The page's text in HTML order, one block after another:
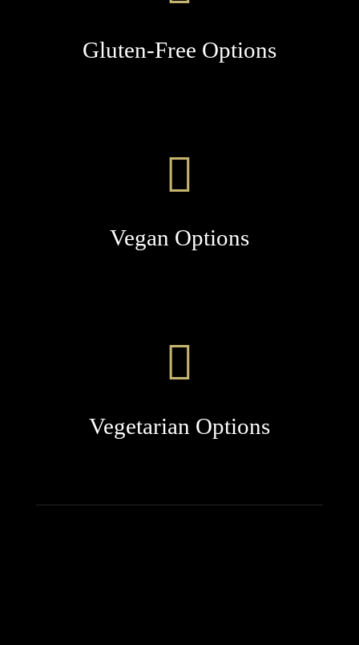
Gluten-Free Options
Vegan Options
Vegetarian Options